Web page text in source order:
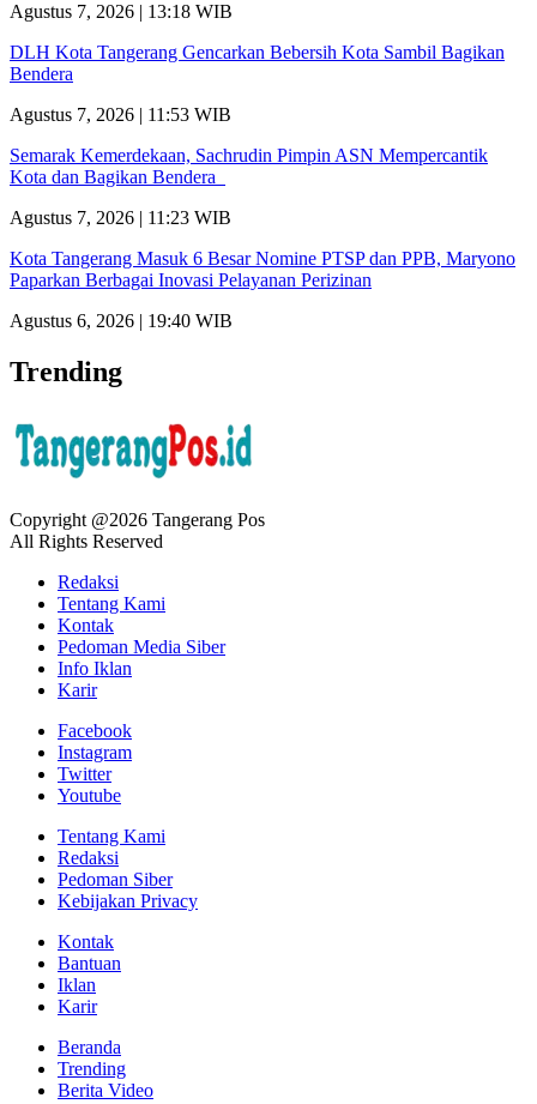
Agustus 7, 2026 | 13:18 WIB
DLH Kota Tangerang Gencarkan Bebersih Kota Sambil Bagikan
Bendera
Agustus 7, 2026 | 11:53 WIB
Semarak Kemerdekaan, Sachrudin Pimpin ASN Mempercantik
Kota dan Bagikan Bendera
Agustus 7, 2026 | 11:23 WIB
Kota Tangerang Masuk 6 Besar Nomine PTSP dan PPB, Maryono
Paparkan Berbagai Inovasi Pelayanan Perizinan
Agustus 6, 2026 | 19:40 WIB
Trending
Copyright @2026 Tangerang Pos
All Rights Reserved
Redaksi
Tentang Kami
Kontak
Pedoman Media Siber
Info Iklan
Karir
Facebook
Instagram
Twitter
Youtube
Tentang Kami
Redaksi
Pedoman Siber
Kebijakan Privacy
Kontak
Bantuan
Iklan
Karir
Beranda
Trending
Berita Video